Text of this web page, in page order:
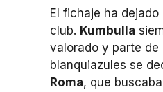
El fichaje ha
club. Kumbulla
valorado y parte de
blanquiazules se
Roma, que